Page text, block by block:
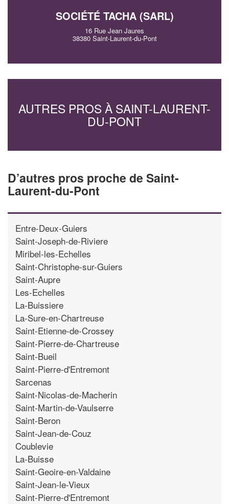
SOCIÉTÉ TACHA (SARL)
16 Rue Jean Jaures
38380 Saint-Laurent-du-Pont
AUTRES PROS À SAINT-LAURENT-
DU-PONT
D’autres pros proche de Saint-
Laurent-du-Pont
Entre-Deux-Guiers
Saint-Joseph-de-Riviere
Miribel-les-Echelles
Saint-Christophe-sur-Guiers
Saint-Aupre
Les-Echelles
La-Buissiere
La-Sure-en-Chartreuse
Saint-Etienne-de-Crossey
Saint-Pierre-de-Chartreuse
Saint-Bueil
Saint-Pierre-d'Entremont
Sarcenas
Saint-Nicolas-de-Macherin
Saint-Martin-de-Vaulserre
Saint-Beron
Saint-Jean-de-Couz
Coublevie
La-Buisse
Saint-Geoire-en-Valdaine
Saint-Jean-le-Vieux
Saint-Pierre-d'Entremont